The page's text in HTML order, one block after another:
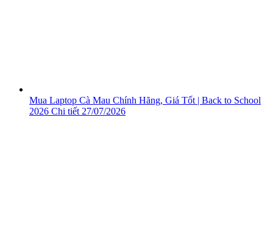
Mua Laptop Cà Mau Chính Hãng, Giá Tốt | Back to School
2026 Chi tiết 27/07/2026